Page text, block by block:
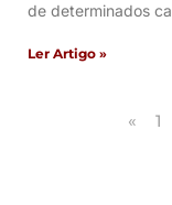
de determinados
Ler Artigo »
« 1